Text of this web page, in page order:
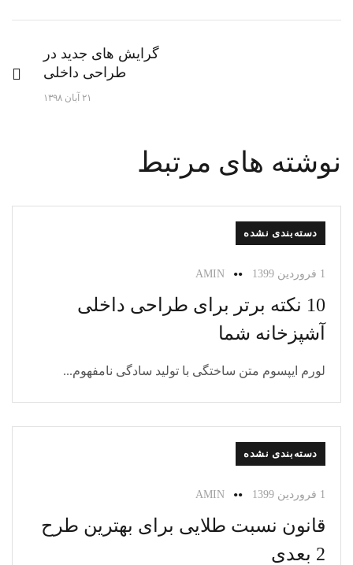
گرایش های جدید در
طراحی داخلی
۲۱ آبان ۱۳۹۸
نوشته های مرتبط
دسته‌بندی نشده
1 فروردین 1399 AMIN
10 نکته برتر برای طراحی داخلی
آشپزخانه شما
لورم ایپسوم متن ساختگی با تولید سادگی نامفهوم...
دسته‌بندی نشده
1 فروردین 1399 AMIN
قانون نسبت طلایی برای بهترین طرح
2 بعدی